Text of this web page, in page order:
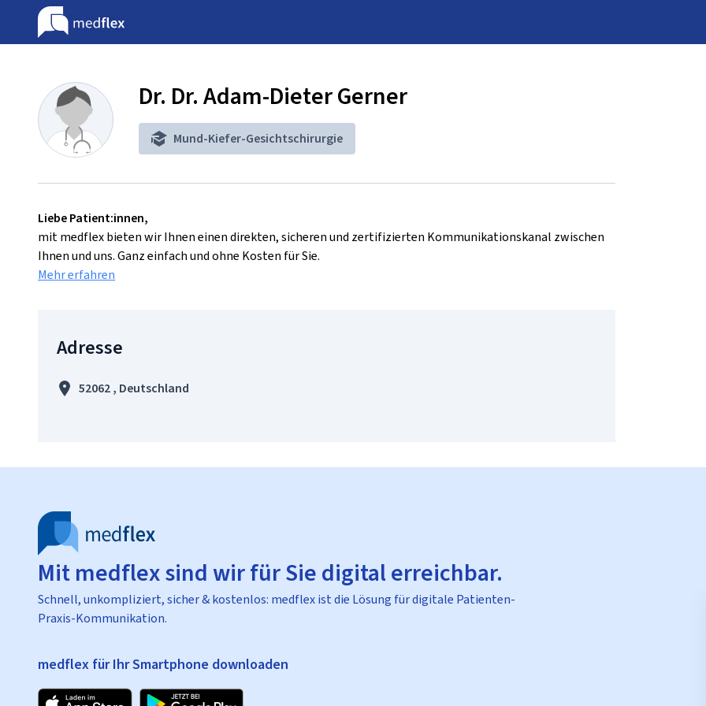
Dr. Dr. Adam-Dieter Gerner
Mund-Kiefer-Gesichtschirurgie
Liebe Patient:innen,
mit medflex bieten wir Ihnen einen direkten, sicheren und zertifizierten Kommunikationskanal zwischen
Ihnen und uns. Ganz einfach und ohne Kosten für Sie.
Mehr erfahren
Adresse
52062 , Deutschland
Mit medflex sind wir für Sie digital erreichbar.
Schnell, unkompliziert, sicher & kostenlos: medflex ist die Lösung für digitale Patienten-
Praxis-Kommunikation.
medflex für Ihr Smartphone downloaden